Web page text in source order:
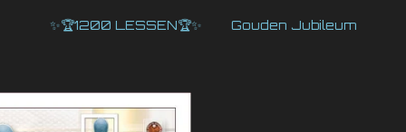
✨🏆1200 LESSEN🏆✨ Gouden Jubileum